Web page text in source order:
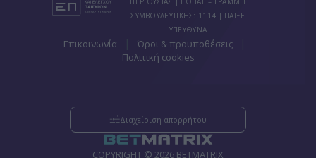
ΣΥΜΒΟΥΛΕΥΤΙΚΗΣ: 1114 | ΠΑΙΞΕ
ΥΠΕΥΘΥΝΑ
Επικοινωνία Όροι & προυποθέσεις
Πολιτική cookies
COPYRIGHT © 2026 BETMATRIX
Διαχείριση απορρήτου